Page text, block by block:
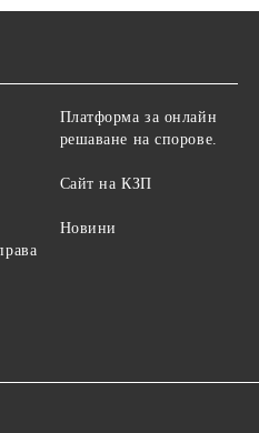
Платформа за онлайн
решаване на спорове.
Сайт на КЗП
Новини